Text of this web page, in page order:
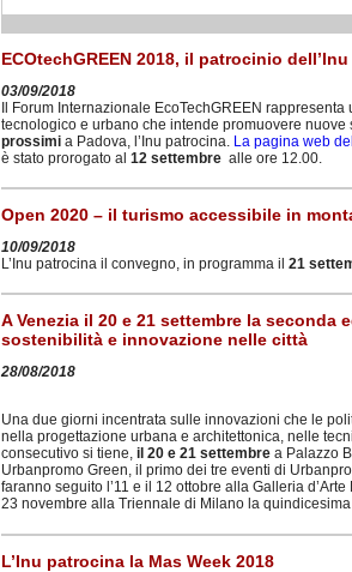
ECOtechGREEN 2018, il patrocinio dell’Inu
03/09/2018
Il Forum Internazionale EcoTechGREEN
tecnologico e urbano che intende promuovere
prossimi a Padova, l’Inu patrocina. La pagina web
è stato prorogato al 12 settembre alle ore 12.00.
Open 2020 – il turismo accessibile in
10/09/2018
L’Inu patrocina il convegno, in programma il 21
A Venezia il 20 e 21 settembre la
sostenibilità e innovazione nelle città
28/08/2018
Una due giorni incentrata sulle innovazioni che le
nella progettazione urbana e architettonica, nelle
consecutivo si tiene, il 20 e 21 settembre a Palazzo
Urbanpromo Green, il primo dei tre eventi di
faranno seguito l’11 e il 12 ottobre alla Galleria
23 novembre alla Triennale di Milano la
L’Inu patrocina la Mas Week 2018